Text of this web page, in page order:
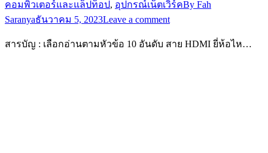
คอมพิวเตอร์และแล็ปท็อป, อุปกรณ์เน็ตเวิร์คBy Fah
Saranyaธันวาคม 5, 2023Leave a comment
สารบัญ : เลือกอ่านตามหัวข้อ 10 อันดับ สาย HDMI ยี่ห้อไห…